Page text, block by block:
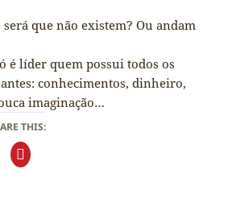
será que não existem? Ou andam
é líder quem possui todos os
conhecimentos, dinheiro,
imaginação…
THIS: